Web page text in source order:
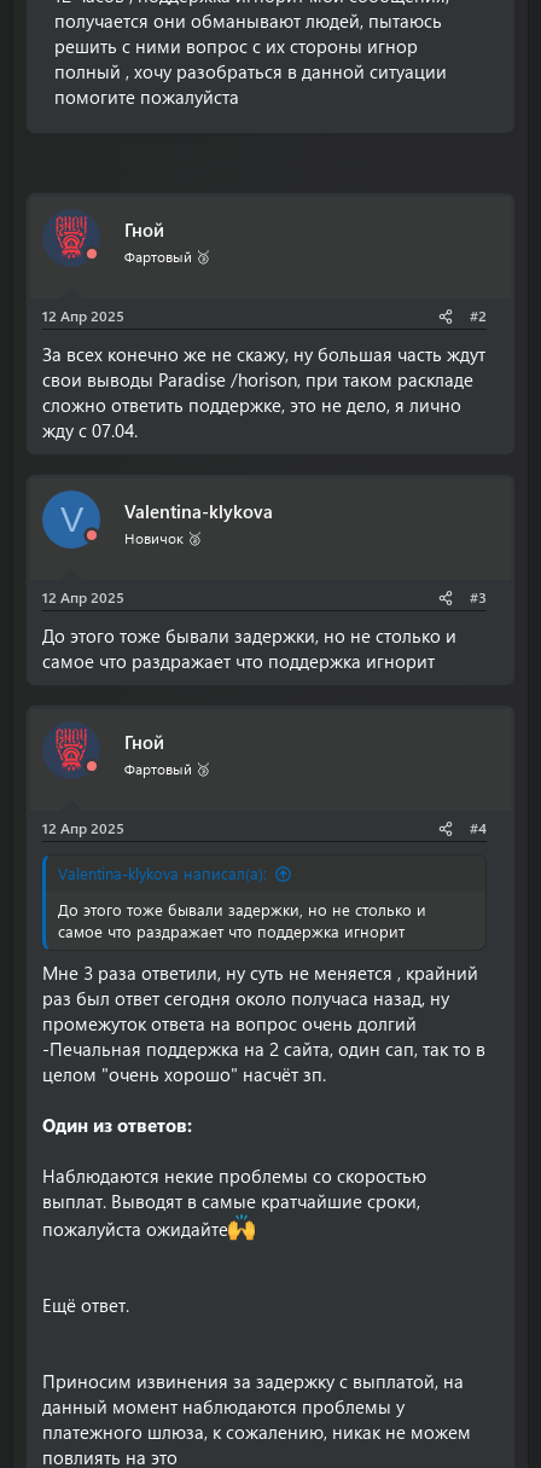
получается они обманывают людей, пытаюсь
решить с ними вопрос с их стороны игнор
полный , хочу разобраться в данной ситуации
помогите пожалуйста
Гной
Фартовый 🥉
12 Апр 2025 #2
За всех конечно же не скажу, ну большая часть ждут
свои выводы Paradise /horison, при таком раскладе
сложно ответить поддержке, это не дело, я лично
жду с 07.04.
V Valentina-klykova
Новичок 🥈
12 Апр 2025 #3
До этого тоже бывали задержки, но не столько и
самое что раздражает что поддержка игнорит
Гной
Фартовый 🥉
12 Апр 2025 #4
Valentina-klykova написал(а):
До этого тоже бывали задержки, но не столько и
самое что раздражает что поддержка игнорит
Мне 3 раза ответили, ну суть не меняется , крайний
раз был ответ сегодня около получаса назад, ну
промежуток ответа на вопрос очень долгий
-Печальная поддержка на 2 сайта, один сап, так то в
целом "очень хорошо" насчёт зп.
Один из ответов:
Наблюдаются некие проблемы со скоростью
выплат. Выводят в самые кратчайшие сроки,
пожалуйста ожидайте
Ещё ответ.
Приносим извинения за задержку с выплатой, на
данный момент наблюдаются проблемы у
платежного шлюза, к сожалению, никак не можем
повлиять на это